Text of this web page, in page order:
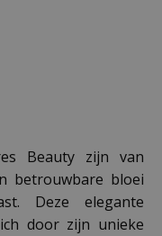
Beauty zijn van
betrouwbare bloei
Deze elegante
door zijn unieke